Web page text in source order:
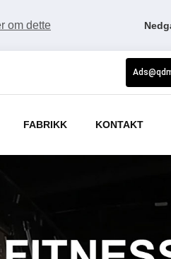
om dette
FABRIKK KONTAKT